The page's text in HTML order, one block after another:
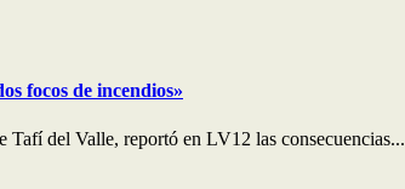
focos de incendios»
Tafí del Valle, reportó en LV12 las consecuencias...